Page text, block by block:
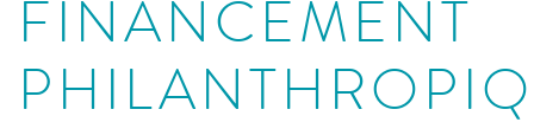
FINANCEMENT